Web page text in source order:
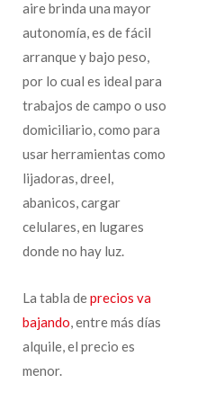
aire brinda una mayor
autonomía, es de fácil
arranque y bajo peso,
por lo cual es ideal para
trabajos de campo o uso
domiciliario, como para
usar herramientas como
lijadoras, dreel,
abanicos, cargar
celulares, en lugares
donde no hay luz.
La tabla deprecios va
bajando, entre más días
alquile, el precio es
menor.